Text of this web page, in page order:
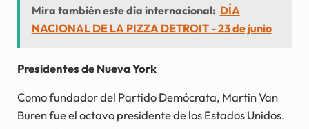
Mira también este día internacional: DÍA
NACIONAL DE LA PIZZA DETROIT - 23 de junio
Presidentes de Nueva York
Como fundador del Partido Demócrata, Martin Van
Buren fue el octavo presidente de los Estados Unidos.